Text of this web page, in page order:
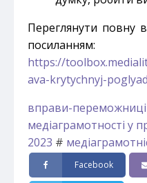
Переглянути повну
посиланням:
https://
ava-krytychnyj-
вправи-переможниці
медіаграмотності у
2023 #
Facebook